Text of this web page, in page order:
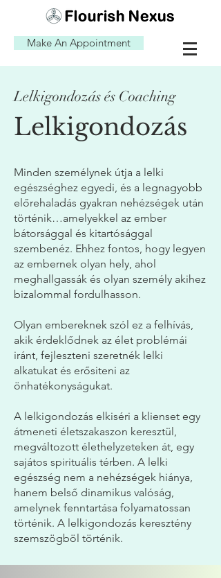
Make An Appointment
Lelkigondozás és Coaching
Lelkigondozás
Minden személynek útja a lelki
egészséghez egyedi, és a legnagyobb
előrehaladás gyakran nehézségek után
történik…amelyekkel az ember
bátorsággal és kitartósággal
szembenéz. Ehhez fontos, hogy legyen
az embernek olyan hely, ahol
meghallgassák és olyan személy akihez
bizalommal fordulhasson.
Olyan embereknek szól ez a felhívás,
akik érdeklődnek az élet problémái
iránt, fejleszteni szeretnék lelki
alkatukat és erősiteni az
önhatékonyságukat.
A lelkigondozás elkiséri a klienset egy
átmeneti életszakaszon keresztül,
megváltozott élethelyzeteken át, egy
sajátos spirituális térben. A lelki
egészség nem a nehézségek hiánya,
hanem belső dinamikus valóság,
amelynek fenntartása folyamatossan
történik. A lelkigondozás keresztény
szemszögböl történik.